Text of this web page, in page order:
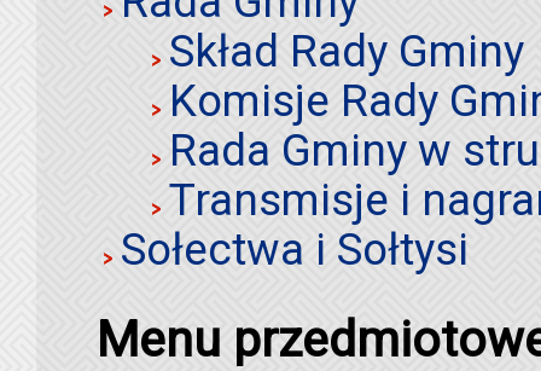
Skład Rady Gminy
Komisje Rady
Rada Gminy w
Transmisje i
Sołectwa i Sołtysi
Menu